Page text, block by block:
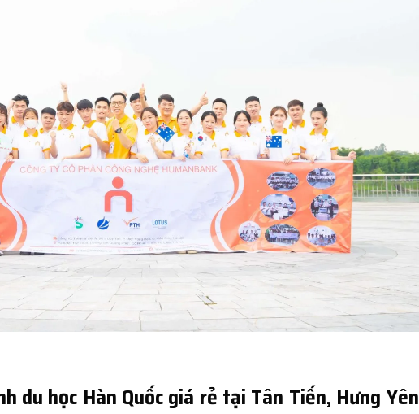
du học Hàn Quốc giá rẻ tại Tân Tiến, Hưng Yên